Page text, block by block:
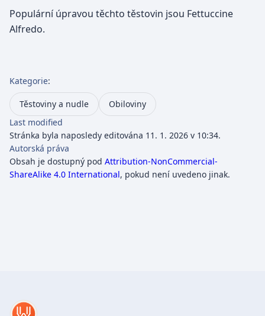
Populární úpravou těchto těstovin jsou Fettuccine
Alfredo.
Kategorie:
Těstoviny a nudle
Obiloviny
Last modified
Stránka byla naposledy editována 11. 1. 2026 v 10:34.
Autorská práva
Obsah je dostupný pod Attribution-NonCommercial-
ShareAlike 4.0 International, pokud není uvedeno jinak.